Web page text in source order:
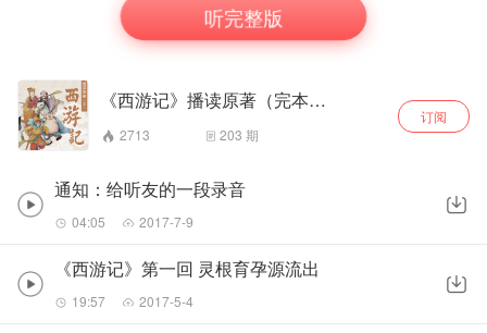
听完整版
《西游记》播读原著（完本儿）
2713 203 期
订阅
通知：给听友的一段录音
04:05 2017-7-9
《西游记》第一回 灵根育孕源流出
19:57 2017-5-4